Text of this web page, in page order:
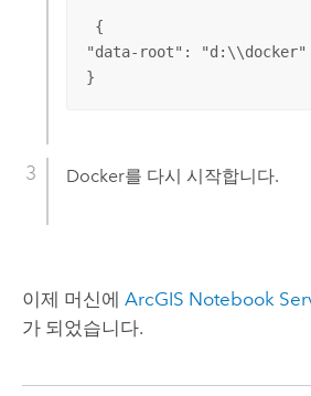
{
"data-root": "d:\\docker"
}
Docker를 다시 시작합니다.
이제 머신에 ArcGIS Notebook
가 되었습니다.